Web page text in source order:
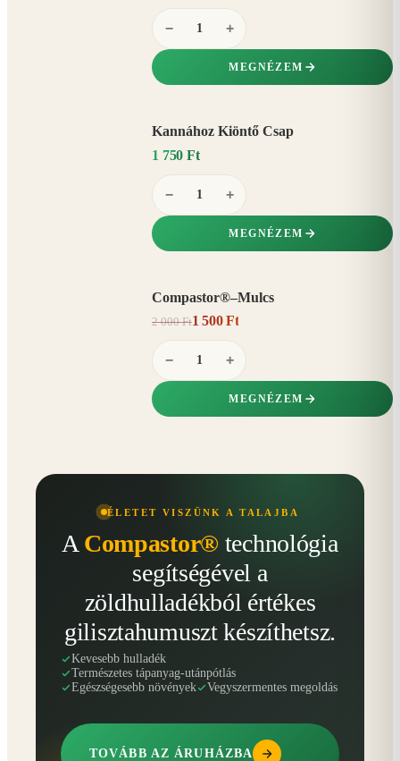
− +
MEGNÉZEM
Kannához Kiöntő Csap
1 750 Ft
− +
MEGNÉZEM
Compastor®–Mulcs
2 000 Ft1 500 Ft
− +
MEGNÉZEM
ÉLETET VISZÜNK A TALAJBA
A Compastor® technológia
segítségével a
zöldhulladékból értékes
gilisztahumuszt készíthetsz.
Kevesebb hulladék
Természetes tápanyag-utánpótlás
Egészségesebb növények
Vegyszermentes megoldás
TOVÁBB AZ ÁRUHÁZBA